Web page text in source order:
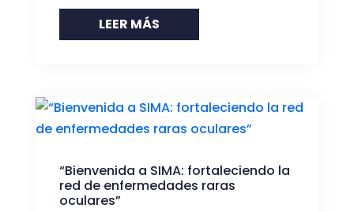
LEER MÁS
“Bienvenida a SIMA: fortaleciendo la
red de enfermedades raras
oculares”